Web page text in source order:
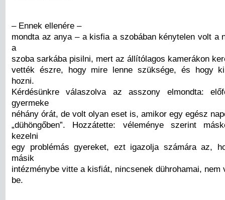
– Ennek ellenére –
mondta az anya – a kisfia a szobában kénytelen volt a
a
szoba sarkába pisilni, mert az állítólagos kamerákon
vették észre, hogy mire lenne szüksége, és hogy
hozni.
Kérdésünkre válaszolva az asszony elmondta:
gyermeke
néhány órát, de volt olyan eset is, amikor egy egész
„dühöngőben”. Hozzátette: véleménye szerint
kezelni
egy problémás gyereket, ezt igazolja számára az,
másik
intézménybe vitte a kisfiát, nincsenek dührohamai, nem
be.